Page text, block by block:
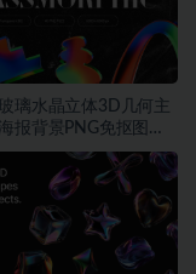
璃水晶立体3D几何主
报背景PNG免抠图片